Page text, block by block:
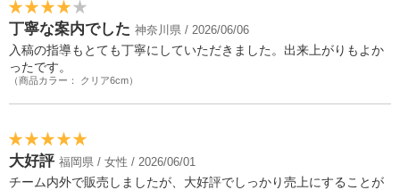
丁寧な案内でした 神奈川県 / 2026/06/06
入稿の指導もとても丁寧にしていただきました。出来上がりもよか
ったです。
（商品カラー： クリア6cm）
大好評 福岡県 / 女性 / 2026/06/01
チーム内外で販売しましたが、大好評でしっかり売上にすることが